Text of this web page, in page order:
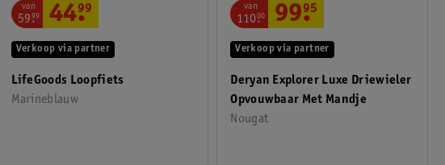
LifeGoods Loopfiets
Marineblauw
Verkoop via partner
van
59.
99 44.
99
Deryan Explorer Luxe Driewieler
Opvouwbaar Met Mandje
Nougat
Verkoop via partner
van
110.
00 99.
95